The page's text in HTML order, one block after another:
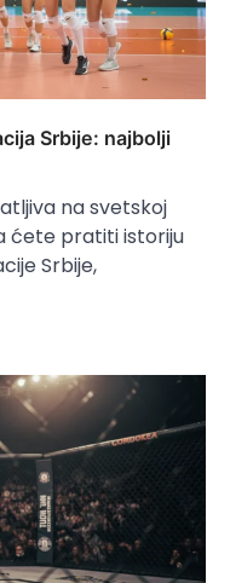
Srbije: najbolji
na svetskoj
ćete pratiti istoriju
Srbije,